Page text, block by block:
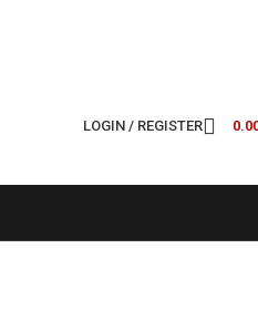
LOGIN / REGISTER